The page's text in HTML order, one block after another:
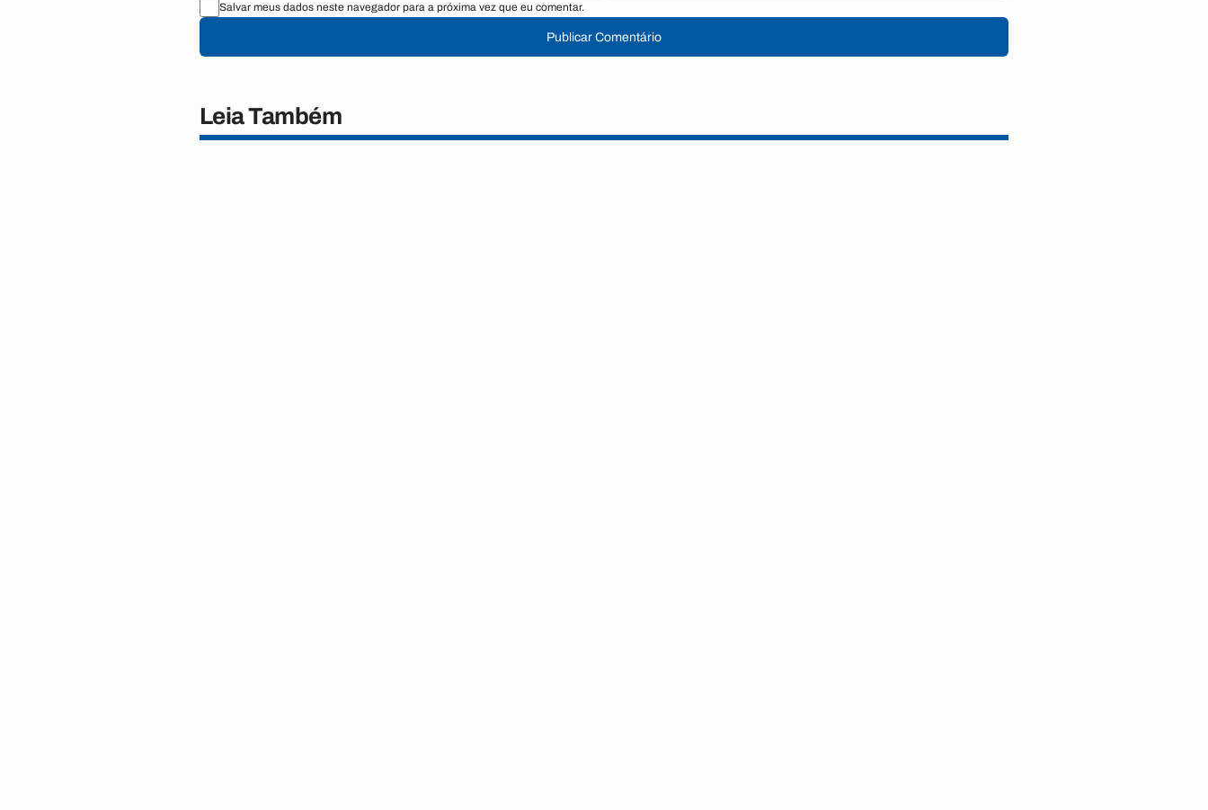
Salvar meus dados neste navegador para a próxima vez que eu comentar.
Publicar Comentário
Leia Também